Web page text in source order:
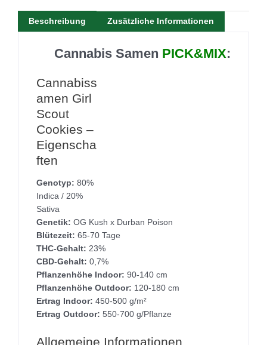
Beschreibung Zusätzliche Informationen
Cannabis Samen PICK&MIX:
Cannabiss
amen Girl
Scout
Cookies –
Eigenscha
ften
Genotyp: 80%
Indica / 20%
Sativa
Genetik: OG Kush x Durban Poison
Blütezeit: 65-70 Tage
THC-Gehalt: 23%
CBD-Gehalt: 0,7%
Pflanzenhöhe Indoor: 90-140 cm
Pflanzenhöhe Outdoor: 120-180 cm
Ertrag Indoor: 450-500 g/m²
Ertrag Outdoor: 550-700 g/Pflanze
Allgemeine Informationen